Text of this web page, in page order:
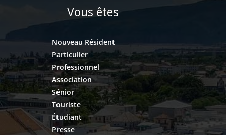
Vous êtes
Nouveau Résident
Particulier
Professionnel
Association
Sénior
Touriste
Étudiant
Presse